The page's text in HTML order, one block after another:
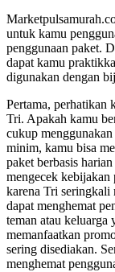
untuk kamu
penggunaan paket.
dapat kamu
digunakan dengan
Pertama, perhatikan
Tri. Apakah kamu
cukup
minim, kamu bisa
paket berbasis
mengecek kebijakan
karena Tri seringkali
dapat menghemat
teman atau keluarga
memanfaatkan
sering disediakan.
menghemat